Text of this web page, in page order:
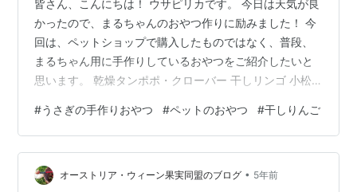
皆さん、こんにちは！ ウサピリカです。 今日は天気が良
かったので、まるちゃんのおやつ作りに励みました！ 今
回は、ペットショップで購入したものではなく、普段、
まるちゃん用に手作りしているおやつをご紹介したいと
思います。 乾燥タンポポ・クローバー 干しリンゴ 小松
てきたタンポポとクローバの葉を洗って、天日干しにし
ました！ (^O^)／ カリカリになるまで乾燥させて保存し
ます。 この時期は、雨の日が続いたりすることが多いた
め、乾燥する前にカビてしまって、せっかく採ってきた
#うさぎの手作りおやつ #ペットのおやつ #干しりんご
オーストリア・ウィーン果実同盟のブログ • 5年前